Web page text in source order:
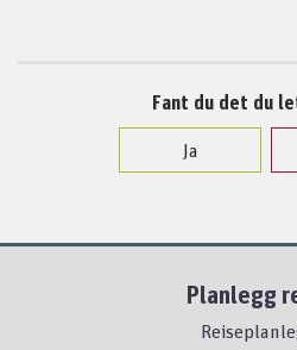
Fant du det du
Ja
Planlegg